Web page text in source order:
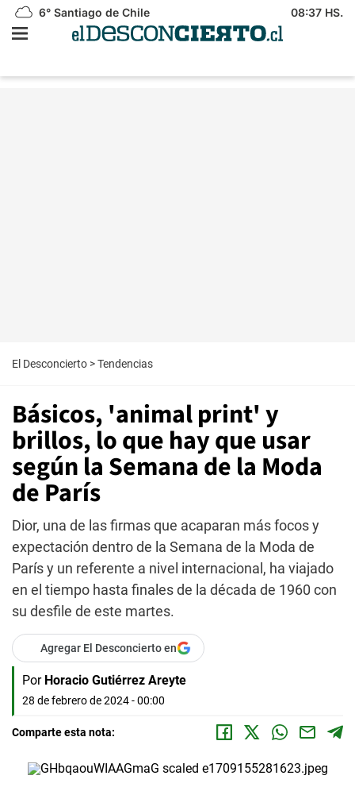
6° Santiago de Chile 08:37 HS.
El Desconcierto >Tendencias
Básicos, 'animal print' y
brillos, lo que hay que usar
según la Semana de la Moda
de París
Dior, una de las firmas que acaparan más focos y
expectación dentro de la Semana de la Moda de
París y un referente a nivel internacional, ha viajado
en el tiempo hasta finales de la década de 1960 con
su desfile de este martes.
Agregar El Desconcierto en
Por Horacio Gutiérrez Areyte
28 de febrero de 2024 - 00:00
Comparte esta nota: